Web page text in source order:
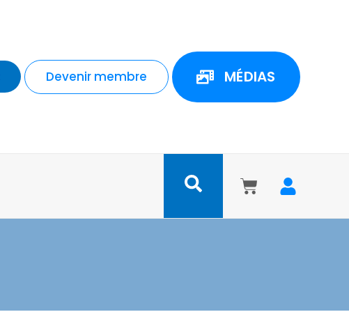
Devenir membre MÉDIAS